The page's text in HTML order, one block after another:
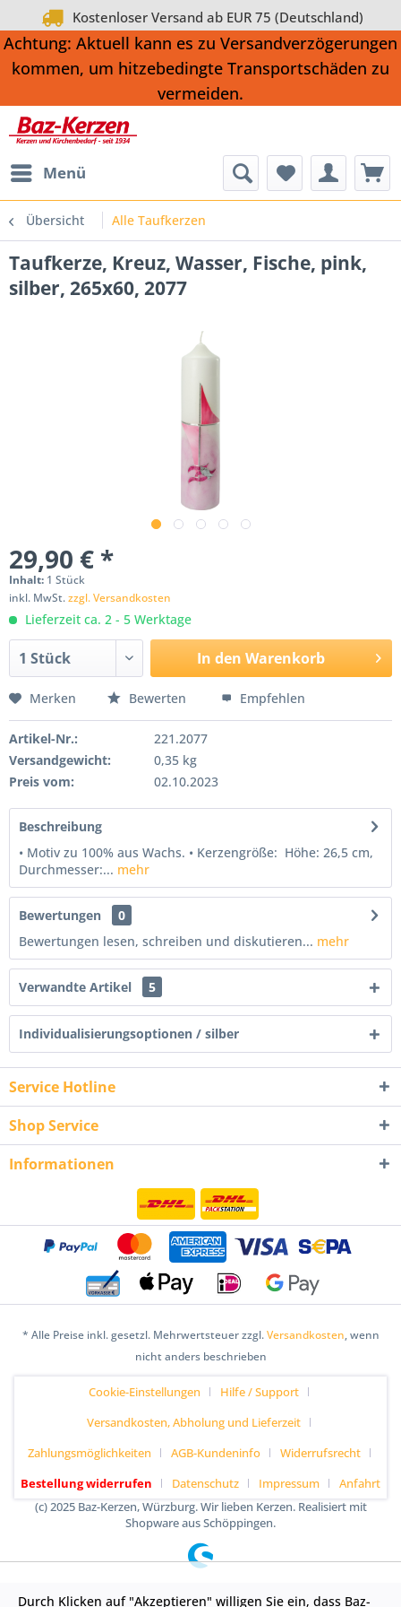
Kostenloser Versand ab EUR 75 (Deutschland)
Achtung: Aktuell kann es zu Versandverzögerungen
kommen, um hitzebedingte Transportschäden zu
vermeiden.
Menü
Übersicht Alle Taufkerzen
Taufkerze, Kreuz, Wasser, Fische, pink,
silber, 265x60, 2077
29,90 € *
Inhalt: 1 Stück
inkl. MwSt.zzgl. Versandkosten
Lieferzeit ca. 2 - 5 Werktage
In den Warenkorb
Merken Bewerten Empfehlen
Artikel-Nr.:
221.2077
Versandgewicht:
0,35 kg
Preis vom:
02.10.2023
Beschreibung
• Motiv zu 100% aus Wachs. • Kerzengröße: Höhe: 26,5 cm,
Durchmesser:... mehr
Bewertungen
0
Bewertungen lesen, schreiben und diskutieren... mehr
Verwandte Artikel 5
Individualisierungsoptionen / silber
Service Hotline
Shop Service
Informationen
* Alle Preise inkl. gesetzl. Mehrwertsteuer zzgl.Versandkosten, wenn
nicht anders beschrieben
Cookie-Einstellungen
Hilfe / Support
Versandkosten, Abholung und Lieferzeit
Zahlungsmöglichkeiten
AGB-Kundeninfo
Widerrufsrecht
Bestellung widerrufen
Datenschutz Impressum
Anfahrt
(c) 2025 Baz-Kerzen, Würzburg. Wir lieben Kerzen. Realisiert mit
Shopware aus Schöppingen.
Durch Klicken auf "Akzeptieren" willigen Sie ein, dass Baz-